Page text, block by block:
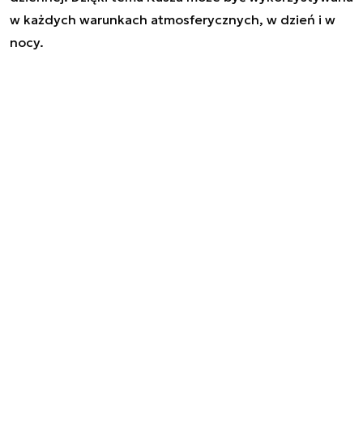
w każdych warunkach atmosferycznych, w dzień i w
nocy.